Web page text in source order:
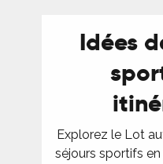
Idées
Explorez le Lot
séjours sportifs